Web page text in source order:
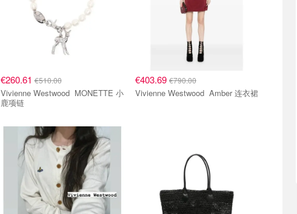
€260.61€510.00
Vivienne Westwood MONETTE 小
鹿项链
€403.69 €790.00
Vivienne Westwood Amber 连衣裙